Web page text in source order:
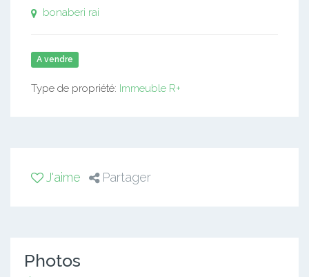
bonaberi rai
A vendre
Type de propriété: Immeuble R+
J'aime Partager
Photos